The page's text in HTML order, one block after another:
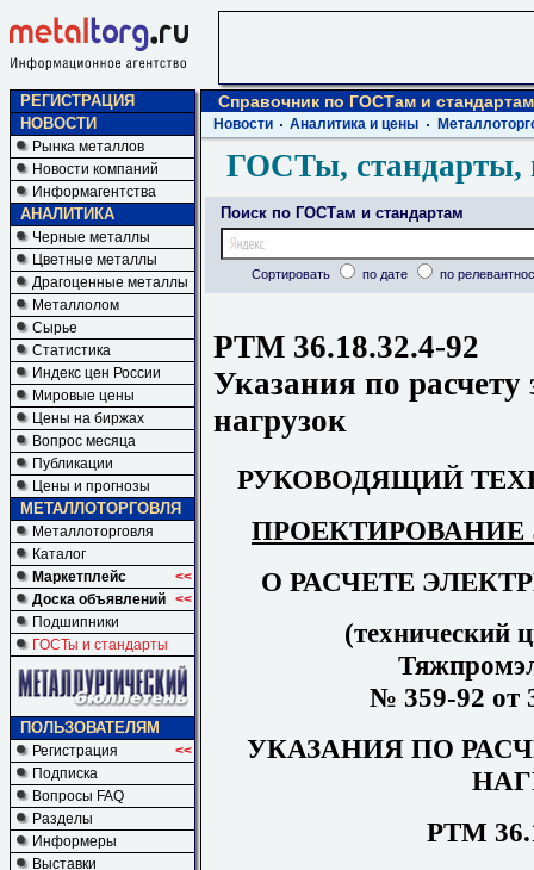
РЕГИСТРАЦИЯ
НОВОСТИ
Рынка металлов
Новости компаний
Информагентства
АНАЛИТИКА
Черные металлы
Цветные металлы
Драгоценные металлы
Металлолом
Сырье
Статистика
Индекс цен России
Мировые цены
Цены на биржах
Вопрос месяца
Публикации
Цены и прогнозы
МЕТАЛЛОТОРГОВЛЯ
Металлоторговля
Каталог
Маркетплейс
<<
Доска объявлений <<
Подшипники
ГОСТы и стандарты
ПОЛЬЗОВАТЕЛЯМ
Регистрация
<<
Подписка
Вопросы FAQ
Разделы
Информеры
Выставки
Справочник по ГОСТам и стандартам
Новости Аналитика и цены
ГОСТы, стандарты,
Поиск по ГОСТам и стандартам
Сортировать по дате по
РТМ 36.18.32.4-92
Указания по расчету
нагрузок
РУКОВОДЯЩИЙ
О РАСЧЕТЕ
№ 359-92 от
УКАЗАНИЯ ПО
РТМ